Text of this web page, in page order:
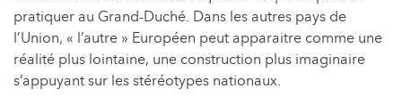
pratiquer au Grand-Duché. Dans les autres pays de
l’Union, « l’autre » Européen peut apparaitre comme une
réalité plus lointaine, une construction plus imaginaire
s’appuyant sur les stéréotypes nationaux.